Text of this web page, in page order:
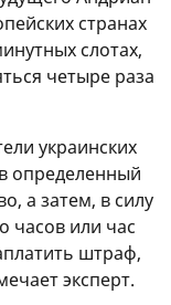
странах
слотах,
четыре раза
украинских
определенный
а затем, в силу
часов или час
штраф,
эксперт.